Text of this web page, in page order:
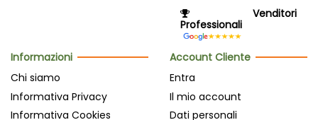
Venditori
Professionali
Informazioni
Chi siamo
Informativa Privacy
Informativa Cookies
Account Cliente
Entra
Il mio account
Dati personali